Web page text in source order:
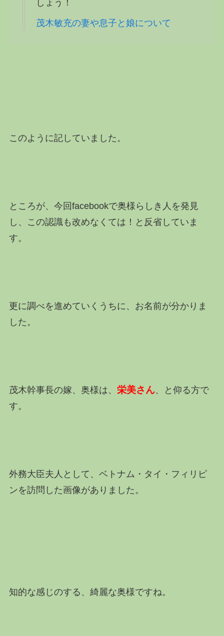
しょう！
茂木敏充の妻や息子と娘について
このように記していました。
ところが、今回facebookで奥様らしき人を発見
し、この認識も改めなくては！と反省していま
す。
更に調べを進めていくうちに、お名前が分かりま
した。
茂木幹事長の嫁、奥様は、 栄美さん、と仰る方で
す。
外務大臣夫人として、ベトナム・タイ・フィリピ
ンを訪問した画像がありました。
知的な感じのする、綺麗な奥様ですね。